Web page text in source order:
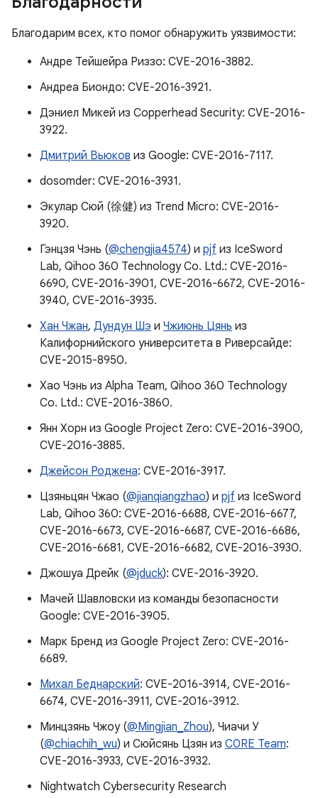
Благодарим всех, кто помог обнаружить уязвимости:
Андре Тейшейра Риззо: CVE-2016-3882.
Андреа Биондо: CVE-2016-3921.
Дэниел Микей из Copperhead Security: CVE-2016-
3922.
Дмитрий Вьюков из Google: CVE-2016-7117.
dosomder: CVE-2016-3931.
Экулар Сюй (徐健) из Trend Micro: CVE-2016-
3920.
Гэнцзя Чэнь (@chengjia4574) и pjf из IceSword
Lab, Qihoo 360 Technology Co. Ltd.: CVE-2016-
6690, CVE-2016-3901, CVE-2016-6672, CVE-2016-
3940, CVE-2016-3935.
Хан Чжан, Дундун Шэ и Чжиюнь Цянь из
Калифорнийского университета в Риверсайде:
CVE-2015-8950.
Хао Чэнь из Alpha Team, Qihoo 360 Technology
Co. Ltd.: CVE-2016-3860.
Янн Хорн из Google Project Zero: CVE-2016-3900,
CVE-2016-3885.
Джейсон Роджена: CVE-2016-3917.
Цзяньцян Чжао (@jianqiangzhao) и pjf из IceSword
Lab, Qihoo 360: CVE-2016-6688, CVE-2016-6677,
CVE-2016-6673, CVE-2016-6687, CVE-2016-6686,
CVE-2016-6681, CVE-2016-6682, CVE-2016-3930.
Джошуа Дрейк (@jduck): CVE-2016-3920.
Мачей Шавловски из команды безопасности
Google: CVE-2016-3905.
Марк Бренд из Google Project Zero: CVE-2016-
6689.
Михал Беднарский: CVE-2016-3914, CVE-2016-
6674, CVE-2016-3911, CVE-2016-3912.
Минцзянь Чжоу (@Mingjian_Zhou), Чиачи У
(@chiachih_wu) и Сюйсянь Цзян из C0RE Team:
CVE-2016-3933, CVE-2016-3932.
Nightwatch Cybersecurity Research